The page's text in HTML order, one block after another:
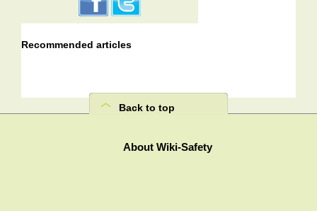
Recommended articles
Back to top
About Wiki-Safety